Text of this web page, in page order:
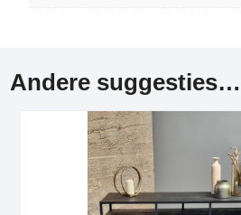
Andere suggesties…